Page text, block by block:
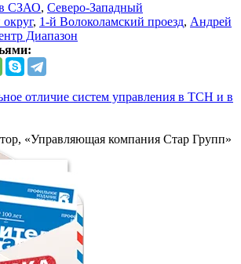
в СЗАО, Северо-Западный
, 1-й Волоколамский проезд, Андрей
Диапазон
отличие систем управления в ТСН и в
«Управляющая компания Стар Групп»